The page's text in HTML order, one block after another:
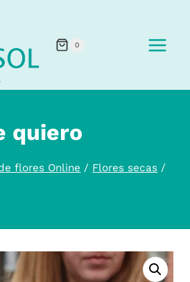
0
quiero
flores Online / Flores secas /